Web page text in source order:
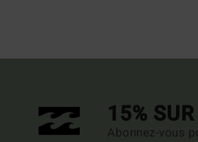
15%
Abonnez-vous